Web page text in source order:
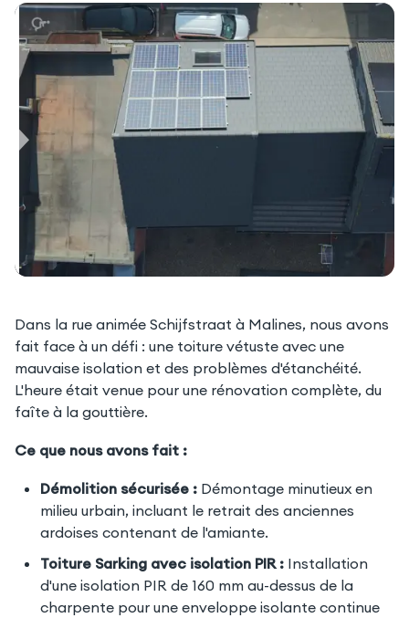
Dans la rue animée Schijfstraat à Malines, nous avons
fait face à un défi : une toiture vétuste avec une
mauvaise isolation et des problèmes d'étanchéité.
L'heure était venue pour une rénovation complète, du
faîte à la gouttière.
Ce que nous avons fait :
Démolition sécurisée : Démontage minutieux en
milieu urbain, incluant le retrait des anciennes
ardoises contenant de l'amiante.
Toiture Sarking avec isolation PIR : Installation
d'une isolation PIR de 160 mm au-dessus de la
charpente pour une enveloppe isolante continue